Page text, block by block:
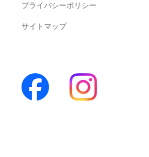
プライバシーポリシー
サイトマップ